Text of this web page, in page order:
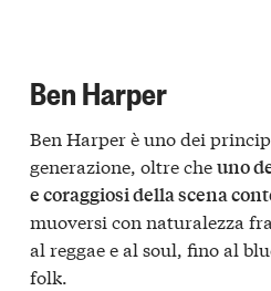
Ben Harper
Ben Harper è uno dei
generazione, oltre cheuno
e coraggiosi della scena
muoversi con naturalezza
al reggae e al soul, fino al
folk.